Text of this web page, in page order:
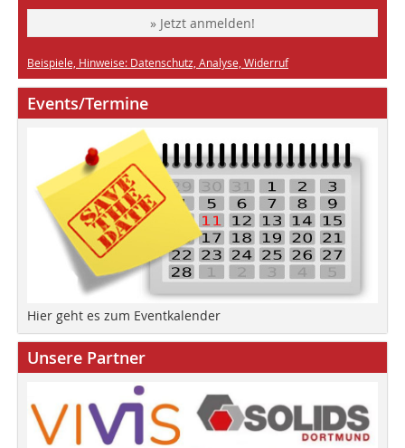
» Jetzt anmelden!
Beispiele, Hinweise: Datenschutz, Analyse, Widerruf
Events/Termine
Hier geht es zum Eventkalender
Unsere Partner